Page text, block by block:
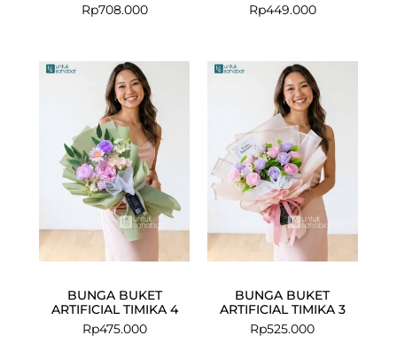
Rp708.000
Rp449.000
BUNGA BUKET
ARTIFICIAL TIMIKA 4
Rp475.000
BUNGA BUKET
ARTIFICIAL TIMIKA 3
Rp525.000